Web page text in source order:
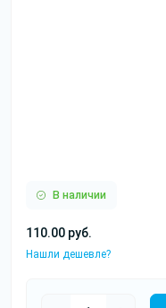
В наличии
110.00 руб.
Нашли дешевле?